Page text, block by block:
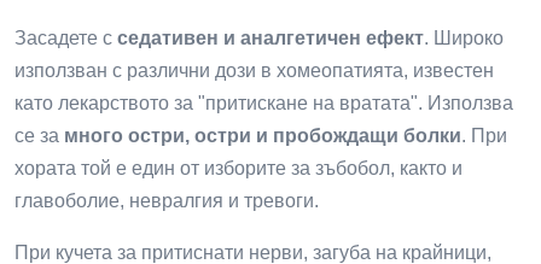
Засадете с седативен и аналгетичен ефект. Широко
използван с различни дози в хомеопатията, известен
като лекарството за "притискане на вратата". Използва
се за много остри, остри и пробождащи болки. При
хората той е един от изборите за зъбобол, както и
главоболие, невралгия и тревоги.
При кучета за притиснати нерви, загуба на крайници,